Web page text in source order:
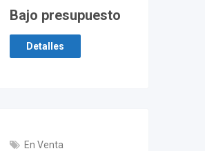
Bajo presupuesto
Detalles
En Venta